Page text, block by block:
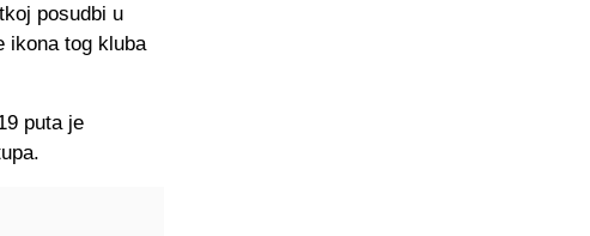
posudbi u
ikona tog kluba
puta je